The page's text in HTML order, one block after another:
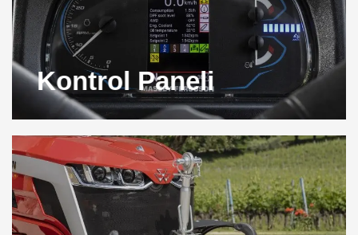
Kontrol Paneli